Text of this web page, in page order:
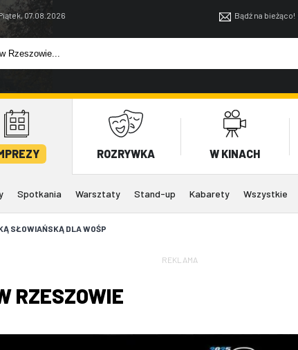
07.08.2026 Bądź na bieżąco!
ROZRYWKA W KINACH
Spotkania Warsztaty Stand-up Kabarety Wszystkie
SŁOWIAŃSKĄ DLA WOŚP
REKLAMA
RZESZOWIE